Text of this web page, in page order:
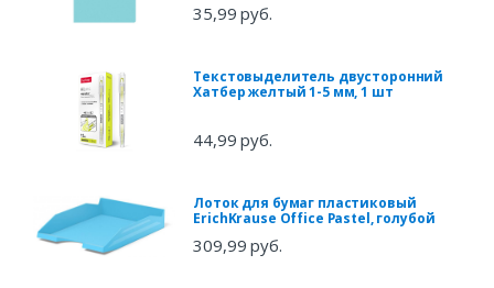
35,99 руб.
Текстовыделитель двусторонний
Хатбер желтый 1-5 мм, 1 шт
44,99 руб.
Лоток для бумаг пластиковый
ErichKrause Office Pastel, голубой
309,99 руб.